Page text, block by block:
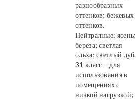
разнообразных
оттенков; бежевых
оттенков.
Нейтралные: ясень;
береза; светлая
ольха; светлый дуб.
31 класс – для
использования в
помещениях с
низкой нагрузкой;